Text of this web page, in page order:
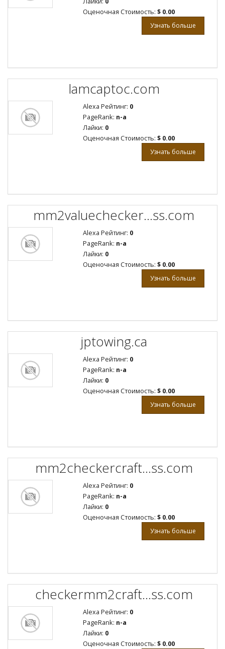
Оценочная Стоимость: $ 0.00
Узнать больше
lamcaptoc.com
Alexa Рейтинг: 0
PageRank: n-a
Лайки: 0
Оценочная Стоимость: $ 0.00
Узнать больше
mm2valuechecker...ss.com
Alexa Рейтинг: 0
PageRank: n-a
Лайки: 0
Оценочная Стоимость: $ 0.00
Узнать больше
jptowing.ca
Alexa Рейтинг: 0
PageRank: n-a
Лайки: 0
Оценочная Стоимость: $ 0.00
Узнать больше
mm2checkercraft...ss.com
Alexa Рейтинг: 0
PageRank: n-a
Лайки: 0
Оценочная Стоимость: $ 0.00
Узнать больше
checkermm2craft...ss.com
Alexa Рейтинг: 0
PageRank: n-a
Лайки: 0
Оценочная Стоимость: $ 0.00